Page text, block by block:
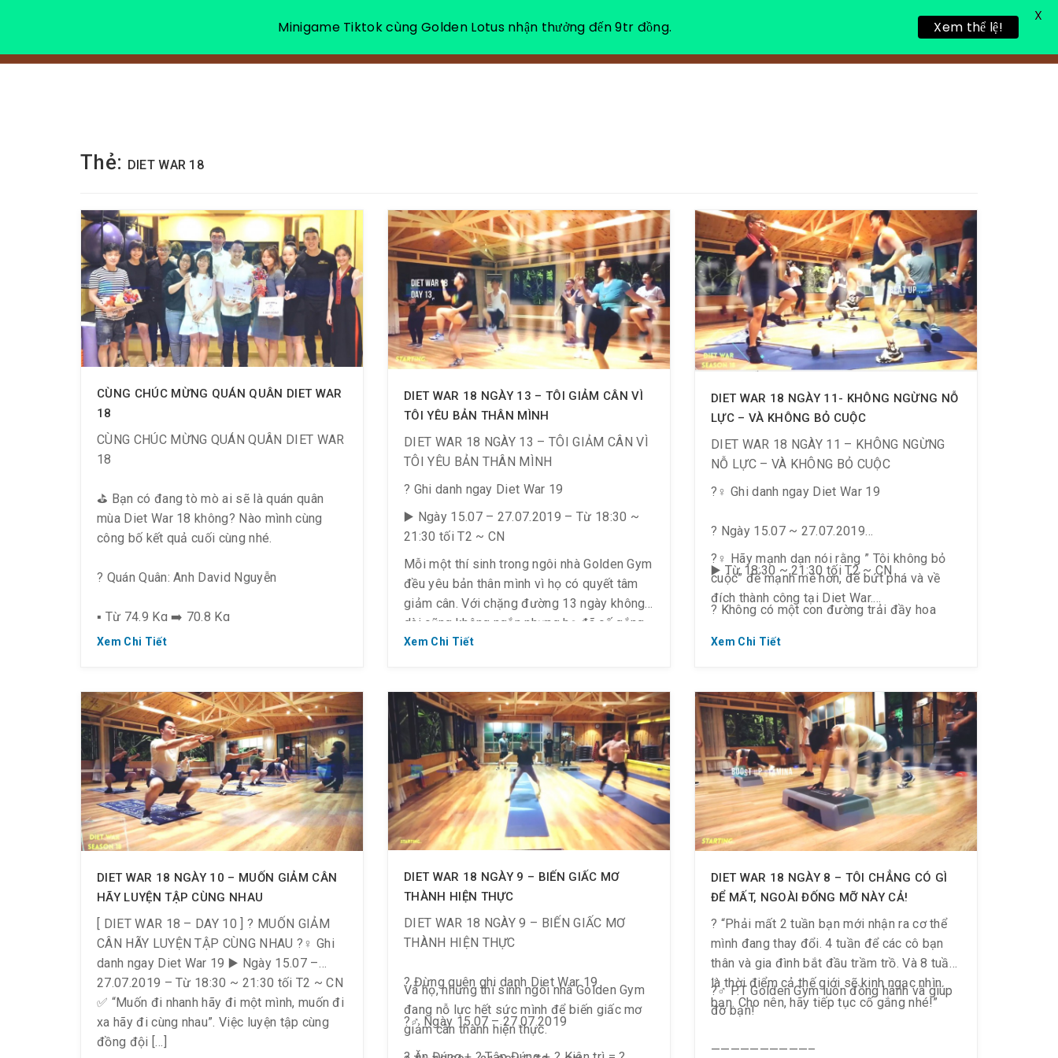
VỀ CHÚNG TÔI NGHỈ DƯỠNG THƯ GIÃN LIÊN HỆ
Thẻ: DIET WAR 18
CÙNG CHÚC MỪNG QUÁN QUÂN DIET WAR
18
CÙNG CHÚC MỪNG QUÁN QUÂN DIET WAR
18
⛳ Bạn có đang tò mò ai sẽ là quán quân
mùa Diet War 18 không? Nào mình cùng
công bố kết quả cuối cùng nhé.
? Quán Quân: Anh David Nguyễn
▪️ Từ 74.9 Kg ➡️ 70.8 Kg
? Á Quân I: Chị Nguyễn Thái Thy Anh
▪️ Từ 60.2 Kg ➡️ 56.2 Kg
▪️ Giảm 4 Kg ➖ 2.6 % Mỡ
? Á Quân II – Anh Mai Duy Khánh
▪️ Từ 59.5 Kg ➡️ 56.2 Kg
▪️ Giảm 3.3 Kg ➖ 2.5 % Mỡ
Xem Chi Tiết
DIET WAR 18 NGÀY 13 – TÔI GIẢM CÂN VÌ
TÔI YÊU BẢN THÂN MÌNH
DIET WAR 18 NGÀY 13 – TÔI GIẢM CÂN VÌ
TÔI YÊU BẢN THÂN MÌNH
? Ghi danh ngay Diet War 19
▶️ Ngày 15.07 – 27.07.2019 – Từ 18:30 ~
21:30 tối T2 ~ CN
Mỗi một thí sinh trong ngôi nhà Golden Gym
đều yêu bản thân mình vì họ có quyết tâm
giảm cân. Với chặng đường 13 ngày không
dài cũng không ngắn nhưng họ đã cố gắng
hết sức mình, tập trung tinh thần, bứt phá về
Xem Chi Tiết
DIET WAR 18 NGÀY 11- KHÔNG NGỪNG NỖ
LỰC – VÀ KHÔNG BỎ CUỘC
DIET WAR 18 NGÀY 11 – KHÔNG NGỪNG
NỖ LỰC – VÀ KHÔNG BỎ CUỘC
?️‍♀️ Ghi danh ngay Diet War 19
? Ngày 15.07 ~ 27.07.2019
▶️ Từ 18:30 ~ 21:30 tối T2 ~ CN
? Không có một con đường trải đầy hoa
công, mà chỉ có nhiều con đường chông gai,
?‍♀️ Hãy mạnh dạn nói rằng ” Tôi không bỏ
cuộc” để mạnh mẽ hơn, để bứt phá và về
đích thành công tại Diet War.
? “Cuộc đời nở hoa hay cuộc sống bế tắc” –
Xem Chi Tiết
DIET WAR 18 NGÀY 10 – MUỐN GIẢM CÂN
HÃY LUYỆN TẬP CÙNG NHAU
[ DIET WAR 18 – DAY 10 ] ️? MUỐN GIẢM
CÂN HÃY LUYỆN TẬP CÙNG NHAU ?‍♀️ Ghi
danh ngay Diet War 19 ▶️ Ngày 15.07 –
27.07.2019 – Từ 18:30 ~ 21:30 tối T2 ~ CN
✅ “Muốn đi nhanh hãy đi một mình, muốn đi
xa hãy đi cùng nhau”. Việc luyện tập cùng
đồng đội […]
DIET WAR 18 NGÀY 9 – BIẾN GIẤC MƠ
THÀNH HIỆN THỰC
DIET WAR 18 NGÀY 9 – BIẾN GIẤC MƠ
THÀNH HIỆN THỰC
? Đừng quên ghi danh Diet War 19
?️‍♂️ Ngày 15.07 – 27.07.2019
Và họ, những thí sinh ngôi nhà Golden Gym
đang nỗ lực hết sức mình để biến giấc mơ
giảm cân thành hiện thực.
DIET WAR 18 NGÀY 8 – TÔI CHẲNG CÓ GÌ
ĐỂ MẤT, NGOÀI ĐỐNG MỠ NÀY CẢ!
? “Phải mất 2 tuần bạn mới nhận ra cơ thể
mình đang thay đổi. 4 tuần để các cô bạn
thân và gia đình bắt đầu trầm trồ. Và 8 tuần
là thời điểm cả thế giới sẽ kinh ngạc nhìn
bạn. Cho nên, hãy tiếp tục cố gắng nhé!”
?️‍♂️ P.T Golden Gym luôn đồng hành và giúp
đỡ bạn!
——————————–
Minigame Tiktok cùng Golden Lotus nhận thưởng đến 9tr đồng. Xem thể lệ!
X